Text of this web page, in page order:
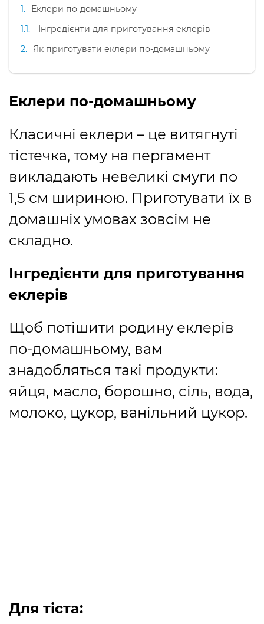
Еклери по-домашньому
Інгредієнти для приготування еклерів
Як приготувати еклери по-домашньому
Еклери по-домашньому
Класичні еклери – це витягнуті
тістечка, тому на пергамент
викладають невеликі смуги по
1,5 см шириною. Приготувати їх в
домашніх умовах зовсім не
складно.
Інгредієнти для приготування
еклерів
Щоб потішити родину еклерів
по-домашньому, вам
знадобляться такі продукти:
яйця, масло, борошно, сіль, вода,
молоко, цукор, ванільний цукор.
Для тіста: